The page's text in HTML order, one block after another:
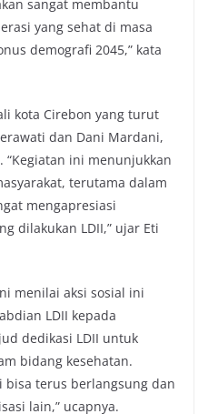
sangat membantu
yang sehat di masa
demografi 2045,” kata
kota Cirebon yang turut
dan Dani Mardani,
ini menunjukkan
terutama dalam
mengapresiasi
dilakukan LDII,” ujar Eti
menilai aksi sosial ini
LDII kepada
dedikasi LDII untuk
bidang kesehatan.
bisa terus berlangsung dan
lain,” ucapnya.